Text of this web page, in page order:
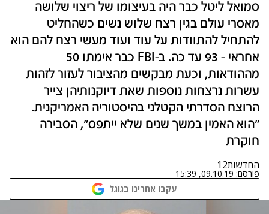
סמואל ליטל כבר היה בעיצומו של ריצוי שלושה
מאסרי עולם בגין רצח שלוש נשים כשהחליט
להתחיל להתוודות על עוד ועוד מעשי רצח להם הוא
אחראי - 93 עד כה. ב-FBI כבר אימתו 50
מההודאות, וכעת מבקשים מהציבור לעזור לזהות
עשרות נרצחות נוספות שאת דיוקנותיהן צייר
הרוצח הסדרתי הקטלני בהיסטוריה האמריקנית.
"הוא האמין במשך שנים שלא ייתפס", הסבירה
חוקרת
החדשות12
פורסם: 09.10.19, 15:39
עקבו אחרינו בגוגל